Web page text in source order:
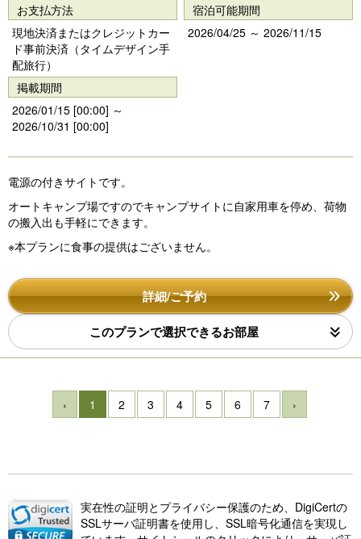
u
s
お支払方法
現地決済またはクレジットカー
ド事前決済（タイムデザイン手
配旅行）
宿泊可能期間
2026/04/25 ～ 2026/11/15
掲載期間
2026/01/15 [00:00] ～
2026/10/31 [00:00]
電源の付きサイトです。
オートキャンプ場ですのでキャンプサイトに自家用車を停め、荷物
の搬入出も手軽にできます。
※本プランに食事の提供はございません。
詳細/ご予約
このプランで選択できるお部屋
‹ 1 2 3 4 5 6 7 ›
実在性の証明とプライバシー保護のため、DigiCertの
SSLサーバ証明書を使用し、SSL暗号化通信を実現し